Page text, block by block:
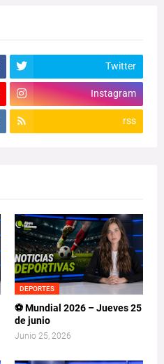
Twitter
Instagram
rss
DEPORTES
⚽ Mundial 2026 – Jueves 25
de junio
Junio 25, 2026